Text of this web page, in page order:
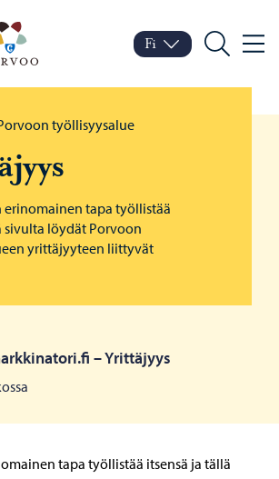
Porvoo – Siirry
Vaihda kieltä
Nykyinen kieli: Suomi
Fi
Hae
työllisyysalue
erinomainen tapa työllistää
sivulta löydät Porvoon
yrittäjyyteen liittyvät
– Yrittäjyys
tapa työllistää itsensä ja tällä